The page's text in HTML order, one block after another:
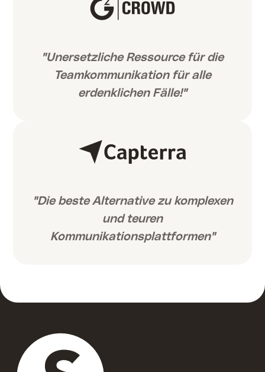
"Unersetzliche Ressource für die
Teamkommunikation für alle
erdenklichen Fälle!"
"Die beste Alternative zu komplexen
und teuren
Kommunikationsplattformen"